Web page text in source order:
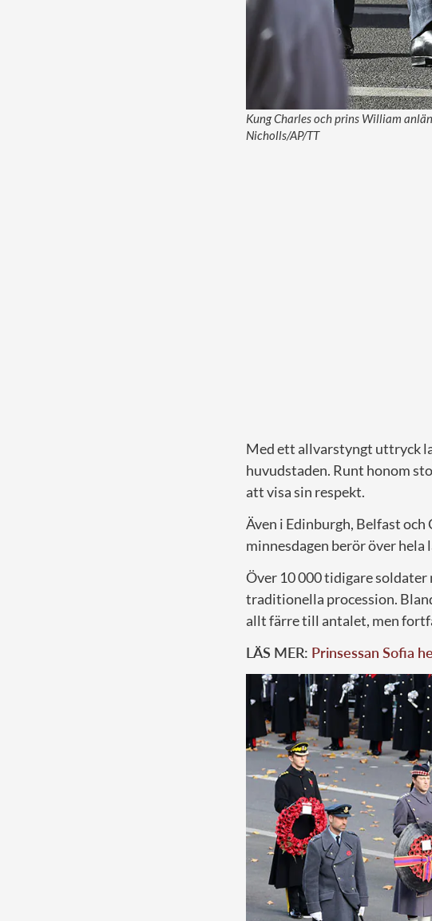
Kung Charles och prins William
Nicholls/AP/TT
Med ett allvarstyngt uttryck
huvudstaden. Runt honom
att visa sin respekt.
Även i Edinburgh, Belfast och
minnesdagen berör över hela
Över 10 000 tidigare
traditionella procession.
allt färre till antalet, men
LÄS MER: Prinsessan Sofia